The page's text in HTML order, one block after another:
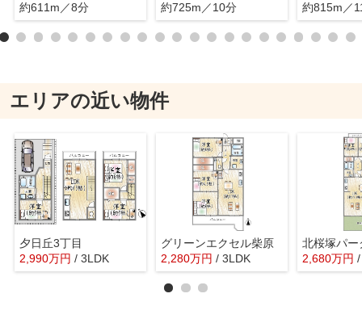
約611m／8分
約725m／10分
約815m／
エリアの近い物件
夕日丘3丁目
2,990万円 / 3LDK
グリーンエクセル柴原
2,280万円 / 3LDK
北桜塚パー
2,680万円